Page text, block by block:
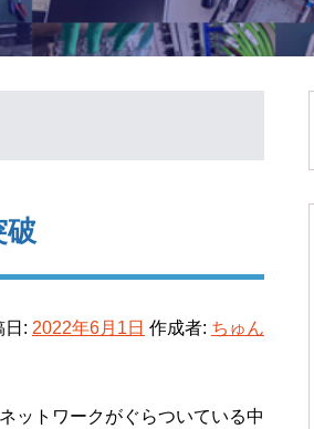
日: 2022年6月1日 作成者: ちゅん
ットワークがぐらついている中